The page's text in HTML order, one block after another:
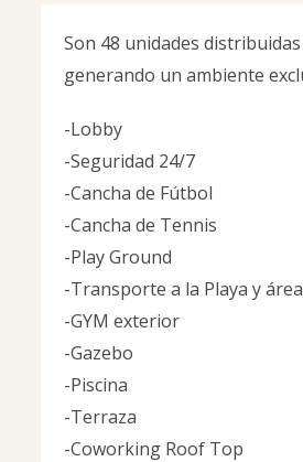
Son 48 unidades
generando un ambiente
-Lobby
-Seguridad 24/7
-Cancha de Fútbol
-Cancha de Tennis
-Play Ground
-Transporte a la Playa y
-GYM exterior
-Gazebo
-Piscina
-Terraza
-Coworking Roof Top